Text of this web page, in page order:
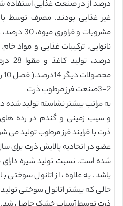
غیر غذایی بودند. مصرف توسط
مشروبات و
محصولات دیگر 14درصد.( فصل 10 را ببینید).
3-2صنعت فرز مرطوب ذرت
به مراتب بیشتر نشاسته تولید شده
و سیب زمینی و گندم در رده های
ذرت با فرایند فرز مرطوب تولید می
باشد. به علاوه، از اتانول
حالی که بیشتر اتانول سوختی